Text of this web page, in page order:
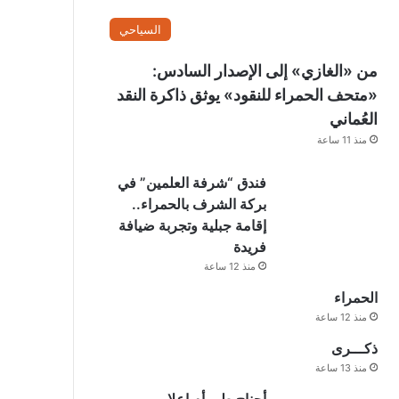
السياحي
من «الغازي» إلى الإصدار السادس:
«متحف الحمراء للنقود» يوثق ذاكرة النقد
العُماني
منذ 11 ساعة
فندق “شرفة العلمين” في
بركة الشرف بالحمراء..
إقامة جبلية وتجربة ضيافة
فريدة
منذ 12 ساعة
الحمراء
منذ 12 ساعة
ذكـــرى
منذ 13 ساعة